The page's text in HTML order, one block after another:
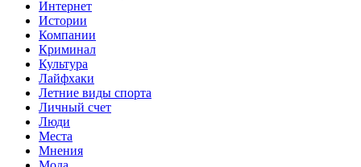
Интернет
Истории
Компании
Криминал
Культура
Лайфхаки
Летние виды спорта
Личный счет
Люди
Места
Мнения